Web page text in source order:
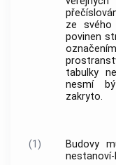
ze svého
povinen
tabulky
nesmí
zakryto.
(1)
Budovy
nestanoví-